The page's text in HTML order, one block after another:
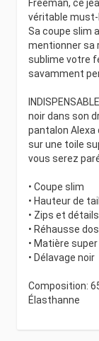
Freeman, ce
véritable must-
Sa coupe slim
mentionner sa
sublime votre
savamment
noir dans son
pantalon Alexa
sur une toile
vous serez
• Coupe slim
• Hauteur de
• Zips et
• Réhausse
• Matière
• Délavage noir
Composition:
Élasthanne